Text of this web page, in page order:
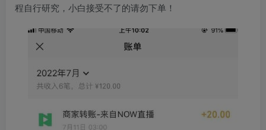
程自行研究，小白接受不了的请勿下单！